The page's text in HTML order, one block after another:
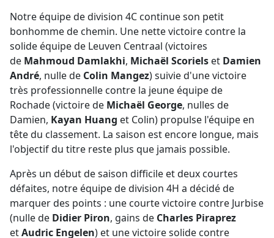
Notre équipe de division 4C continue son petit
bonhomme de chemin. Une nette victoire contre la
solide équipe de Leuven Centraal (victoires
de Mahmoud Damlakhi, Michaël Scoriels et Damien
André, nulle de Colin Mangez) suivie d'une victoire
très professionnelle contre la jeune équipe de
Rochade (victoire de Michaël George, nulles de
Damien, Kayan Huang et Colin) propulse l'équipe en
tête du classement. La saison est encore longue, mais
l'objectif du titre reste plus que jamais possible.
Après un début de saison difficile et deux courtes
défaites, notre équipe de division 4H a décidé de
marquer des points : une courte victoire contre Jurbise
(nulle de Didier Piron, gains de Charles Piraprez
etAudric Engelen) et une victoire solide contre